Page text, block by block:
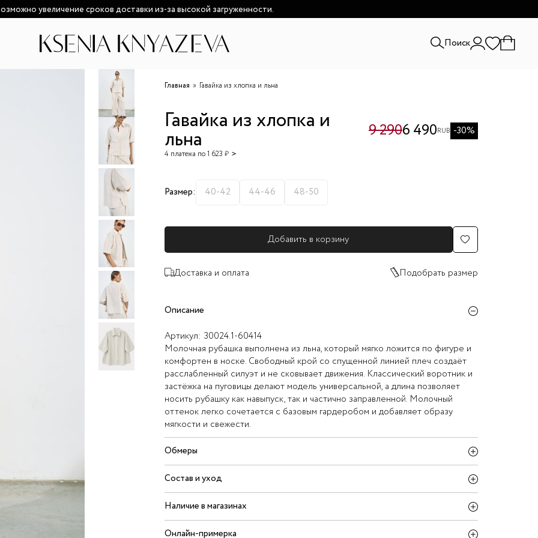
увеличение сроков доставки из-за высокой загруженности.
Поиск
Главная Гавайка из хлопка и льна
Гавайка из хлопка и
льна
4 платежа по 1 623 ₽
9 2906 490RUB -30%
Размер: 40-42 44-46 48-50
Добавить в корзину
Доставка и оплата Подобрать размер
Описание
Артикул: 30024.1-60414
Молочная рубашка выполнена из льна, который мягко ложится по фигуре и
комфортен в носке. Свободный крой со спущенной линией плеч создаёт
расслабленный силуэт и не сковывает движения. Классический воротник и
застёжка на пуговицы делают модель универсальной, а длина позволяет
носить рубашку как навыпуск, так и частично заправленной. Молочный
оттенок легко сочетается с базовым гардеробом и добавляет образу
мягкости и свежести.
Обмеры
Состав и уход
Наличие в магазинах
Онлайн-примерка